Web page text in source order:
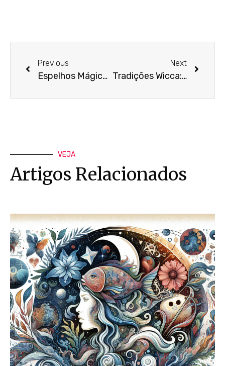
Previous
Espelhos Mágicos: Guia Secreto para Bruxas Modernas
Next
Tradições Wicca: Guia Completo da Bruxaria Moderna
VEJA
Artigos Relacionados